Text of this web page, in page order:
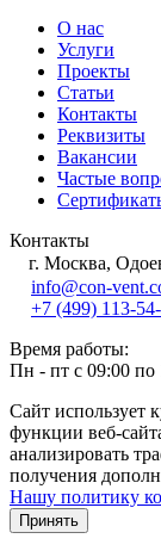
О нас
Услуги
Проекты
Статьи
Контакты
Реквизиты
Вакансии
Частые
Контакты
г. Москва,
info@con-
+7 (499) 113-
Время работы:
Пн - пт с 09:00 по
Сайт использует
функции веб-
анализировать
получения
Нашу политику
Принять